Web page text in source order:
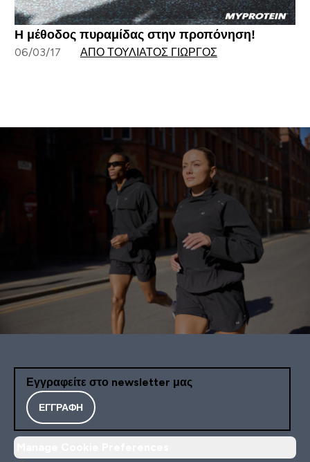
Η μέθοδος πυραμίδας στην προπόνηση!
06/03/17 ΑΠΌ ΤΟΥΛΙΆΤΟΣ ΓΙΏΡΓΟΣ
Εγγραφείτε στο newsletter μας
ΕΓΓΡΑΦΉ